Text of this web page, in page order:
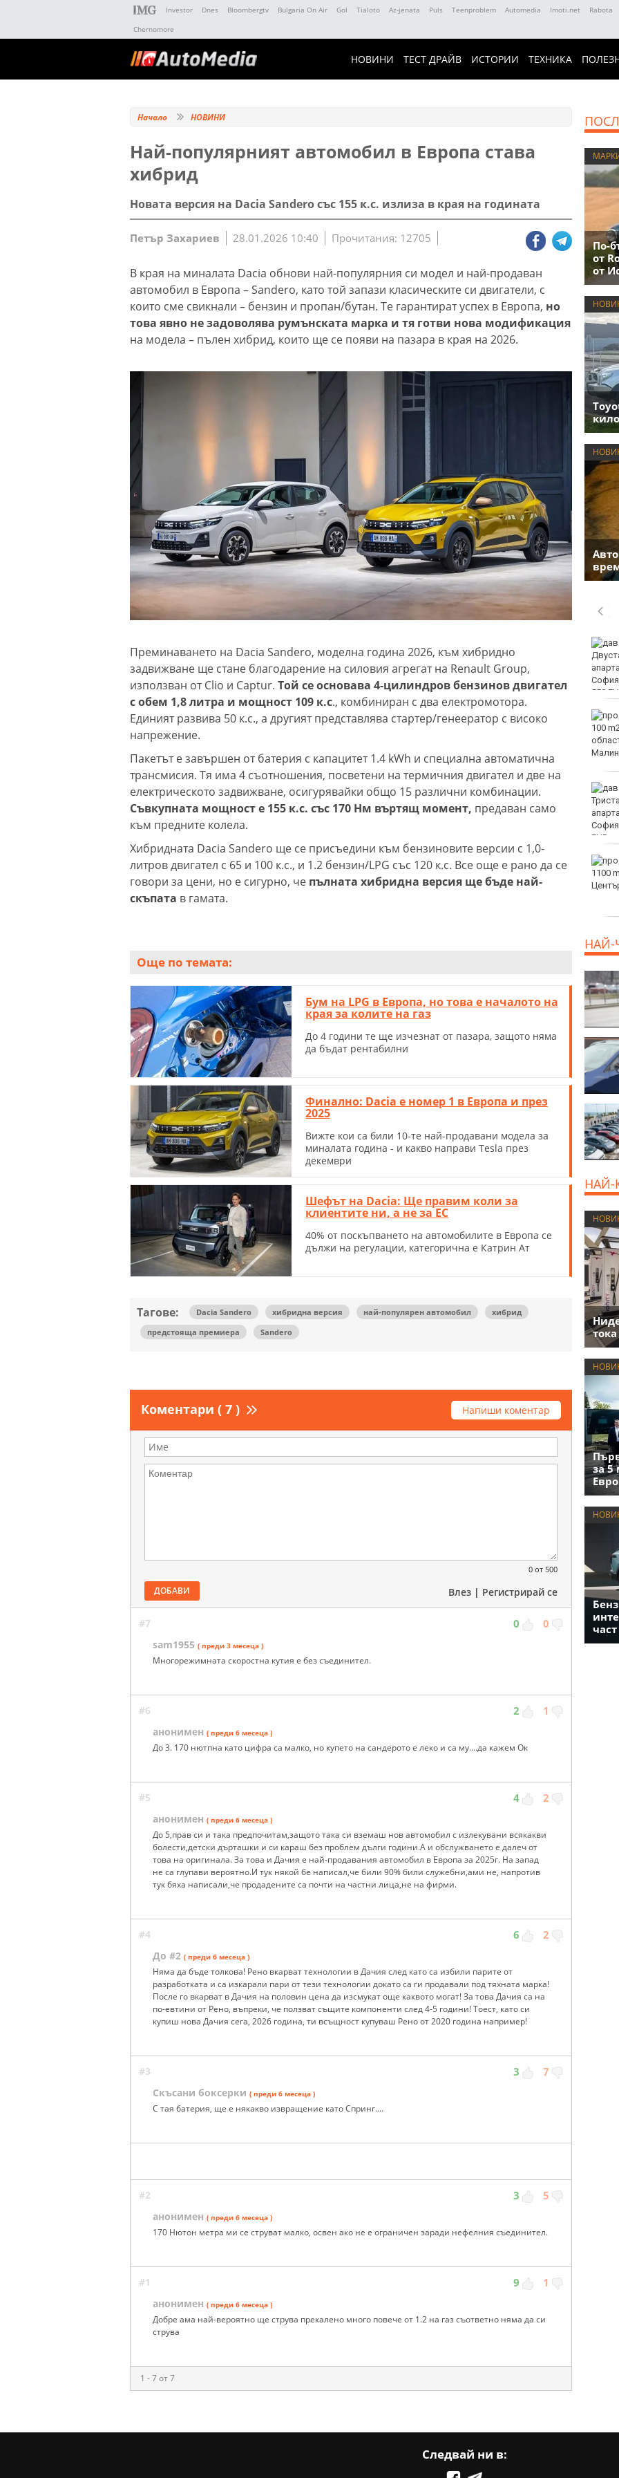
Investor Dnes Bloombergtv Bulgaria On Air Gol Tialoto Az-jenata Puls Teenproblem Automedia Imoti.net Rabota
Chernomore
НОВИНИ ТЕСТ ДРАЙВ ИСТОРИИ ТЕХНИКА
Начало НОВИНИ
Най-популярният автомобил в Европа става
хибрид
Новата версия на Dacia Sandero със 155 к.с. излиза в края на годината
Петър Захариев 28.01.2026 10:40 Прочитания: 12705
В края на миналата Dacia обнови най-популярния си модел и най-продаван
автомобил в Европа – Sandero, като той запази класическите си двигатели, с
които сме свикнали – бензин и пропан/бутан. Те гарантират успех в Европа, но
това явно не задоволява румънската марка и тя готви нова модификация
на модела – пълен хибрид, които ще се появи на пазара в края на 2026.
Преминаването на Dacia Sandero, моделна година 2026, към хибридно
задвижване ще стане благодарение на силовия агрегат на Renault Group,
използван от Clio и Captur. Той се основава 4-цилиндров бензинов двигател
с обем 1,8 литра и мощност 109 к.с., комбиниран с два електромотора.
Единият развива 50 к.с., а другият представлява стартер/генеeратор с високо
напрежение.
Пакетът е завършен от батерия с капацитет 1.4 kWh и специална автоматична
трансмисия. Тя има 4 съотношения, посветени на термичния двигател и две на
електрическото задвижване, осигурявайки общо 15 различни комбинации.
Съвкупната мощност е 155 к.с. със 170 Нм въртящ момент, предаван само
към предните колела.
Хибридната Dacia Sandero ще се присъедини към бензиновите версии с 1,0-
литров двигател с 65 и 100 к.с., и 1.2 бензин/LPG със 120 к.с. Все още е рано да се
говори за цени, но е сигурно, че пълната хибридна версия ще бъде най-
скъпата в гамата.
Още по темата:
Бум на LPG в Европа, но това е началото на
края за колите на газ
До 4 години те ще изчезнат от пазара, защото няма
да бъдат рентабилни
Финално: Dacia е номер 1 в Eвропа и през
2025
Вижте кои са били 10-те най-продавани модела за
миналата година - и какво направи Tesla през
декември
Шефът на Dacia: Ще правим коли за
клиентите ни, а не за ЕС
40% от поскъпването на автомобилите в Европа се
дължи на регулации, категорична е Катрин Ат
Тагове: Dacia Sandero хибридна версия най-популярен автомобил
хибрид
предстояща премиера
Sandero
Коментари ( 7 ) Напиши коментар
0 от 500
ДОБАВИ Влез | Регистрирай се
#7 0 0
sam1955 ( преди 3 месеца )
Многорежимната скоростна кутия е без съединител.
#6 2 1
анонимен ( преди 6 месеца )
До 3. 170 нютпна като цифра са малко, но купето на сандерото е леко и са му....да кажем Ок
#5 4 2
анонимен ( преди 6 месеца )
До 5,прав си и така предпочитам,защото така си вземаш нов автомобил с излекувани всякакви
болести,детски дърташки и си караш без проблем дълги години.А и обслужването е далеч от
това на оригинала. За това и Дачия е най-продавания автомобил в Европа за 2025г. На запад
не са глупави вероятно.И тук някой бе написал,че били 90% били служебни,ами не, напротив
тук бяха написали,че продадените са почти на частни лица,не на фирми.
#4 6 2
До #2 ( преди 6 месеца )
Няма да бъде толкова! Рено вкарват технологии в Дачия след като са избили парите от
разработката и са изкарали пари от тези технологии докато са ги продавали под тяхната марка!
После го вкарват в Дачия на половин цена да изсмукат още каквото могат! За това Дачия са на
по-евтини от Рено, въпреки, че ползват същите компоненти след 4-5 години! Тоест, като си
купиш нова Дачия сега, 2026 година, ти всъщност купуваш Рено от 2020 година например!
#3 3 7
Скъсани боксерки ( преди 6 месеца )
С тая батерия, ще е някакво извращение като Спринг....
#2 3 5
анонимен ( преди 6 месеца )
170 Нютон метра ми се струват малко, освен ако не е ограничен заради нефелния съединител.
#1 9 1
анонимен ( преди 6 месеца )
Добре ама най-вероятно ще струва прекалено много повече от 1.2 на газ съответно няма да си
струва
1 - 7 от 7
По-
от
от
жеги в 21 области днес
Огнеборците са
реагирали на 150
Мачовете и спортът по
ТВ днес (8 август)
Виц на деня - 8 август
НАЙ-
НАЙ-
за 5
част
Следвай ни в: